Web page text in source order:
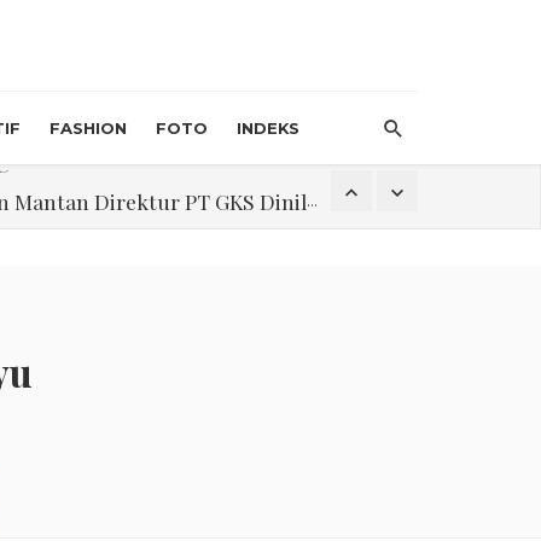
FASHION FOTO INDEKS
Direktur PT GKS Dinilai Rancu